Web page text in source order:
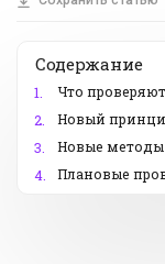
Содержание
1.
Что проверяют
2.
Новый
3.
Новые методы
4.
Плановые